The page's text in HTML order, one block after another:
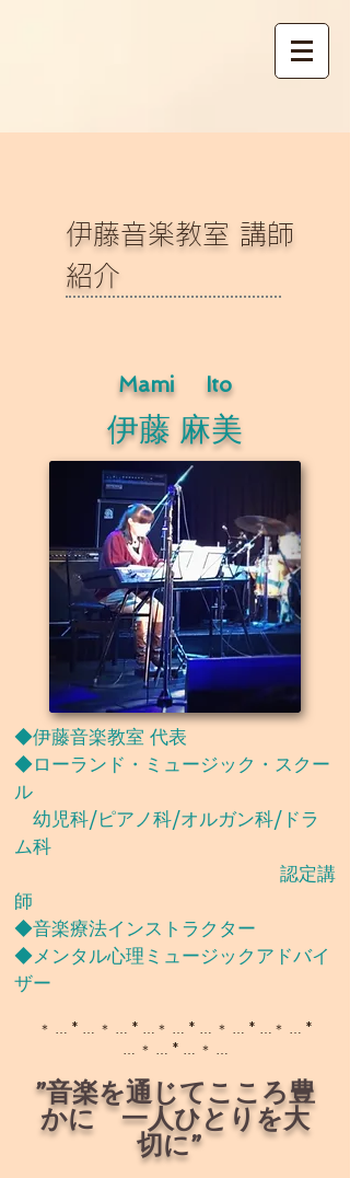
伊藤音楽教室 講師
紹介
​Mami Ito
伊藤 麻美
​◆伊藤音楽教室 代表
◆ローランド・ミュージック・スクー
ル
幼児科/ピアノ科/オルガン科/ドラ
ム科
認定講
師
◆音楽療法インストラクター
◆メンタル心理ミュージックアドバイ
ザー
＊ … * … ＊ … * …＊ … * … ＊ … * …＊ … *
… ＊ … * … ＊ …
”音楽を通じてこころ豊
かに一人ひとりを大
切に”